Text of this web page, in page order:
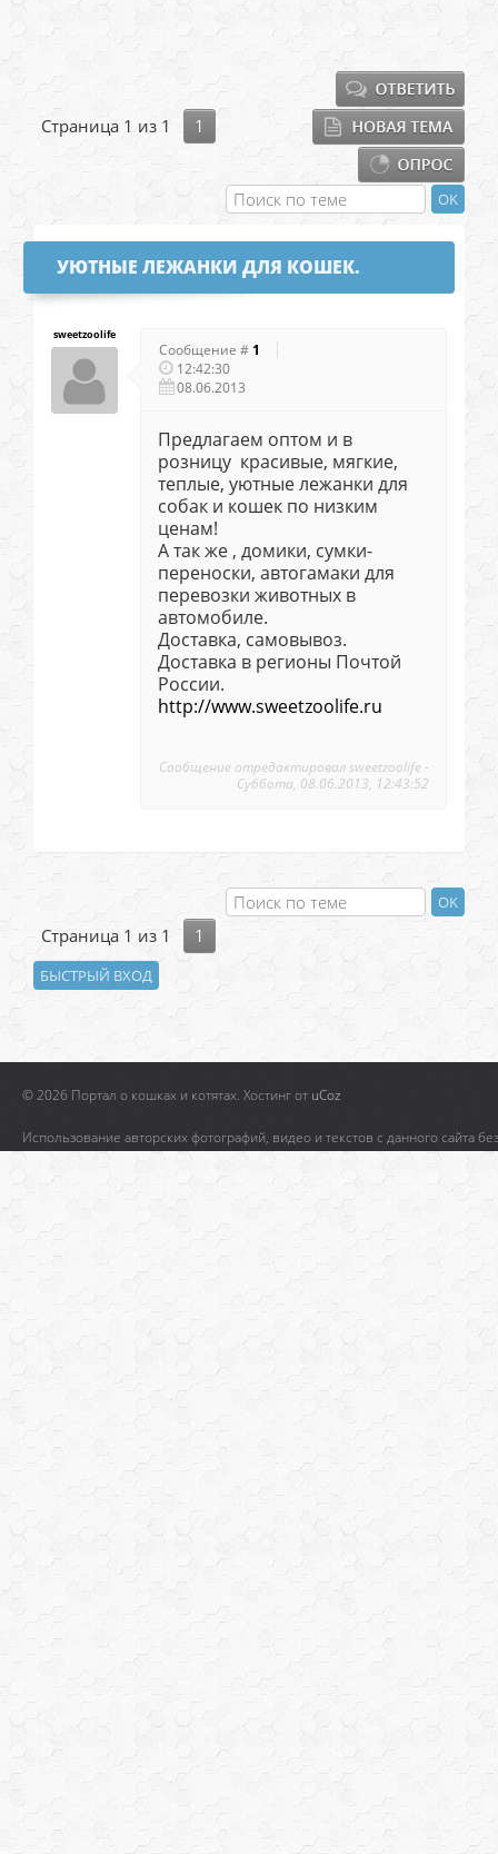
Страница 1 из 1 1
УЮТНЫЕ ЛЕЖАНКИ ДЛЯ КОШЕК.
sweetzoolife
Сообщение # 1
12:42:30
08.06.2013
Предлагаем оптом и в
розницу красивые, мягкие,
теплые, уютные лежанки для
собак и кошек по низким
ценам!
А так же , домики, сумки-
переноски, автогамаки для
перевозки животных в
автомобиле.
Доставка, самовывоз.
Доставка в регионы Почтой
России.
http://www.sweetzoolife.ru
Сообщение отредактировалsweetzoolife -
Суббота, 08.06.2013, 12:43:52
Страница 1 из 1 1
© 2026 Портал о кошках и котятах. Хостинг от uCoz
Использование авторских фотографий, видео и текстов с данного сайта